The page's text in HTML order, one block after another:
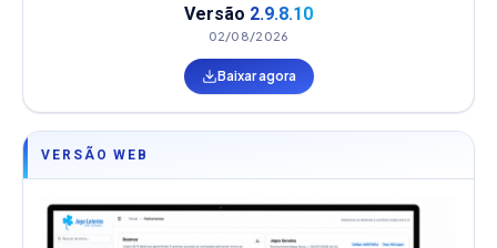
Versão 2.9.8.10
02/08/2026
Baixar agora
VERSÃO WEB